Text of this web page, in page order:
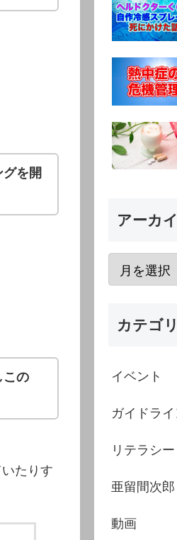
を開
この
たりす
アーカ
カテゴ
イベント
ガイドライ
リテラシー
亜留間次郎
動画